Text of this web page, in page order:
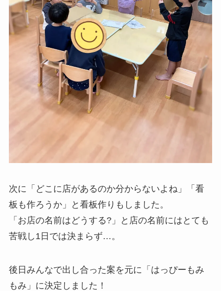
次に「どこに店があるのか分からないよね」「看
板も作ろうか」と看板作りもしました。
「お店の名前はどうする?」と店の名前にはとても
苦戦し1日では決まらず…。
後日みんなで出し合った案を元に「はっぴーもみ
もみ」に決定しました！